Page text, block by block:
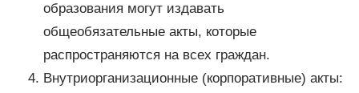
образования могут издавать
общеобязательные акты, которые
распространяются на всех граждан.
Внутриорганизационные (корпоративные) акты: